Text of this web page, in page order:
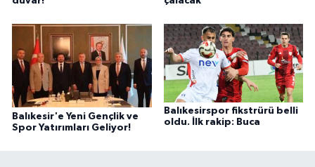
Balıkesir'e Yeni Gençlik ve
Spor Yatırımları Geliyor!
Balıkesirspor fikstrürü belli
oldu. İlk rakip: Buca